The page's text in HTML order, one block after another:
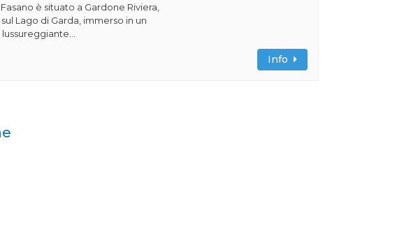
è situato a Gardone Riviera,
Lago di Garda, immerso in un
Info